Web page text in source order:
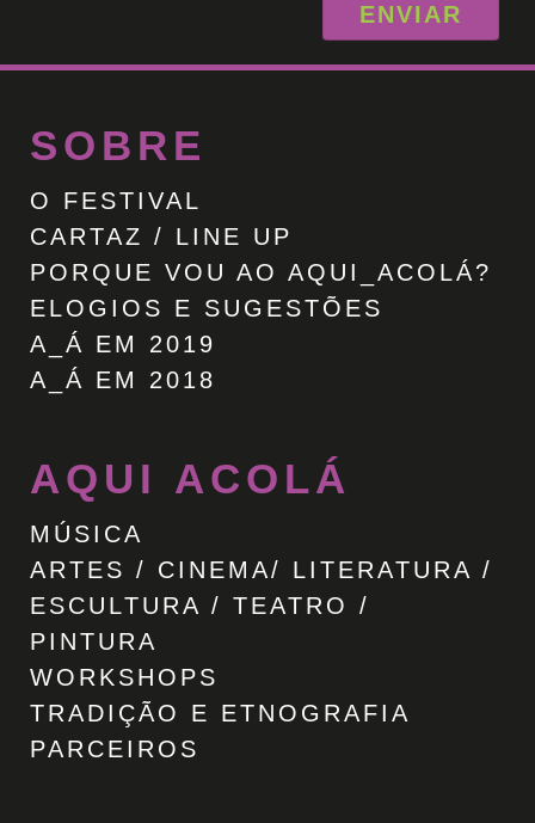
ENVIAR
SOBRE
O FESTIVAL
CARTAZ / LINE UP
PORQUE VOU AO AQUI_ACOLÁ?
ELOGIOS E SUGESTÕES
A_Á EM 2019
A_Á EM 2018
AQUI ACOLÁ
MÚSICA
ARTES / CINEMA/ LITERATURA /
ESCULTURA / TEATRO /
PINTURA
WORKSHOPS
TRADIÇÃO E ETNOGRAFIA
PARCEIROS